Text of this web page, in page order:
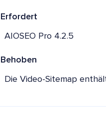
Erfordert
AIOSEO Pro 4.2.5
Behoben
Die Video-Sitemap